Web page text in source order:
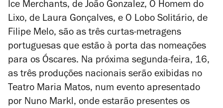
Ice Merchants, de João Gonzalez, O Homem do
Lixo, de Laura Gonçalves, e O Lobo Solitário, de
Filipe Melo, são as três curtas-metragens
portuguesas que estão à porta das nomeações
para os Óscares. Na próxima segunda-feira, 16,
as três produções nacionais serão exibidas no
Teatro Maria Matos, num evento apresentado
por Nuno Markl, onde estarão presentes os